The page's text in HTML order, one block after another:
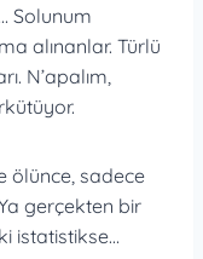
Solunum
alınanlar. Türlü
N’apalım,
ölünce, sadece
gerçekten bir
istatistikse…